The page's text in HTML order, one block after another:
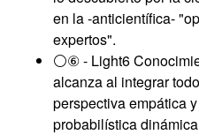
en la -anticientífica-
expertos".
⚪⑥ - Light6
alcanza al integrar
perspectiva empática
probabilística